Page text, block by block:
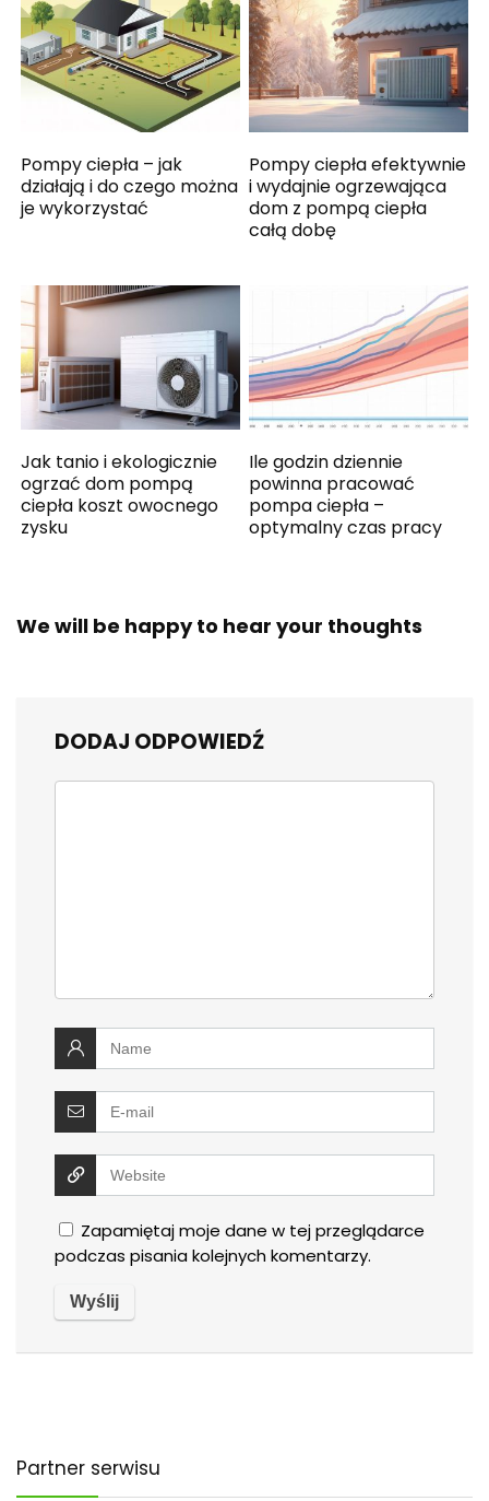
Pompy ciepła – jak
działają i do czego można
je wykorzystać
Pompy ciepła efektywnie
i wydajnie ogrzewająca
dom z pompą ciepła
całą dobę
Jak tanio i ekologicznie
ogrzać dom pompą
ciepła koszt owocnego
zysku
Ile godzin dziennie
powinna pracować
pompa ciepła –
optymalny czas pracy
We will be happy to hear your thoughts
DODAJ ODPOWIEDŹ
Zapamiętaj moje dane w tej przeglądarce
podczas pisania kolejnych komentarzy.
Partner serwisu